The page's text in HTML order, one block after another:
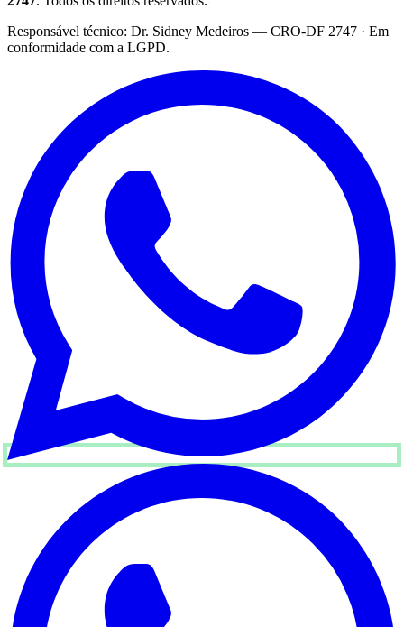
Responsável técnico: Dr. Sidney Medeiros — CRO-DF 2747 · Em
conformidade com a LGPD.